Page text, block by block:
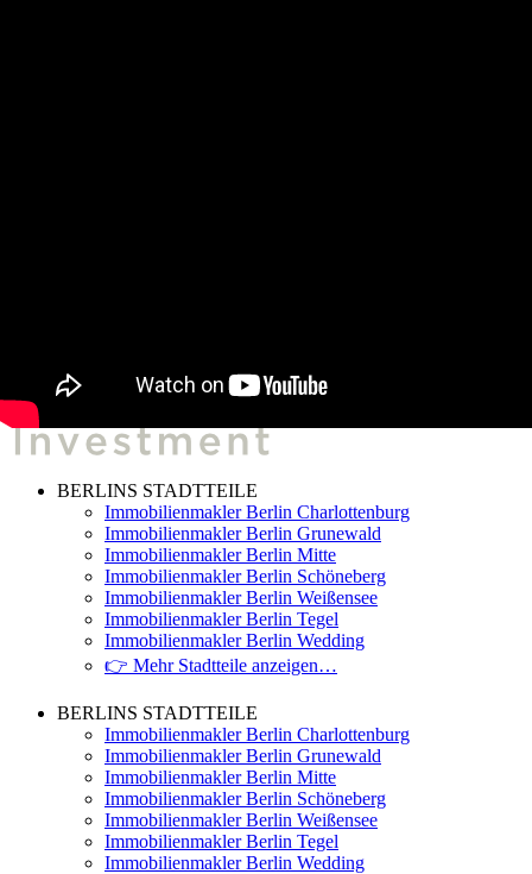
BERLINS STADTTEILE
Immobilienmakler Berlin Charlottenburg
Immobilienmakler Berlin Grunewald
Immobilienmakler Berlin Mitte
Immobilienmakler Berlin Schöneberg
Immobilienmakler Berlin Weißensee
Immobilienmakler Berlin Tegel
Immobilienmakler Berlin Wedding
👉 Mehr Stadtteile anzeigen…
BERLINS STADTTEILE
Immobilienmakler Berlin Charlottenburg
Immobilienmakler Berlin Grunewald
Immobilienmakler Berlin Mitte
Immobilienmakler Berlin Schöneberg
Immobilienmakler Berlin Weißensee
Immobilienmakler Berlin Tegel
Immobilienmakler Berlin Wedding